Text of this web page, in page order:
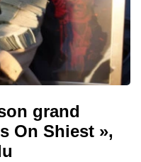
grand
On Shiest »,